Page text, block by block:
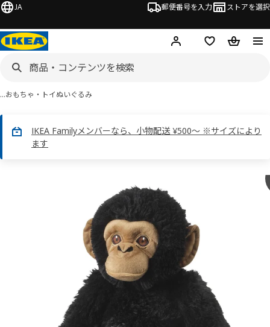
JA 郵便番号を入力 ストアを選択
ログイン・新規入会
欲しいものリスト
カート
…おもちゃ・トイぬいぐるみ
IKEA Familyメンバーなら、小物配送 ¥500～ ※サイズにより
ます